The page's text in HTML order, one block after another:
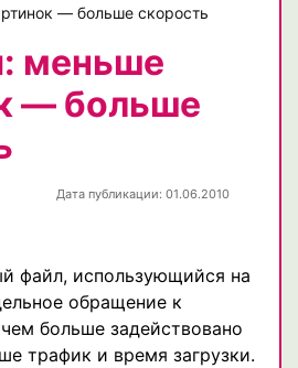
— больше скорость
меньше
— больше
Дата публикации: 01.06.2010
файл, использующийся на
обращение к
больше задействовано
трафик и время загрузки.